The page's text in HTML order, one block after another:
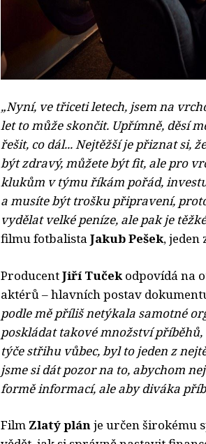
„Nyní, ve třiceti letech, jsem na
let to může skončit. Upřímně, děsí
řešit, co dál... Nejtěžší je přiznat si,
být zdravý, můžete být fit, ale pro
klukům v týmu říkám pořád,
a musíte být trošku připravení,
vydělat velké peníze, ale pak je
filmu fotbalista Jakub Pešek, jeden
ProducentJiří Tučekodpovídá na
aktérů – hlavních postav
podle mě příliš netýkala samotné
poskládat takovémnožství
týče střihu vůbec, byl to jeden z
jsme si dát pozor na to, abychom
formě informací, ale aby diváka
Film Zlatý plánje určen širokému